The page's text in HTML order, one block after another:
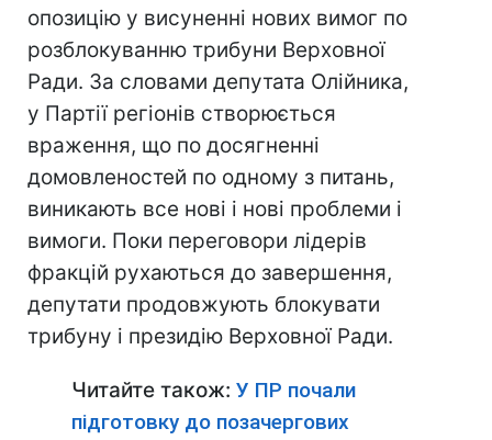
опозицію у висуненні нових вимог по
розблокуванню трибуни Верховної
Ради. За словами депутата Олійника,
у Партії регіонів створюється
враження, що по досягненні
домовленостей по одному з питань,
виникають все нові і нові проблеми і
вимоги. Поки переговори лідерів
фракцій рухаються до завершення,
депутати продовжують блокувати
трибуну і президію Верховної Ради.
Читайте також: У ПР почали
підготовку до позачергових